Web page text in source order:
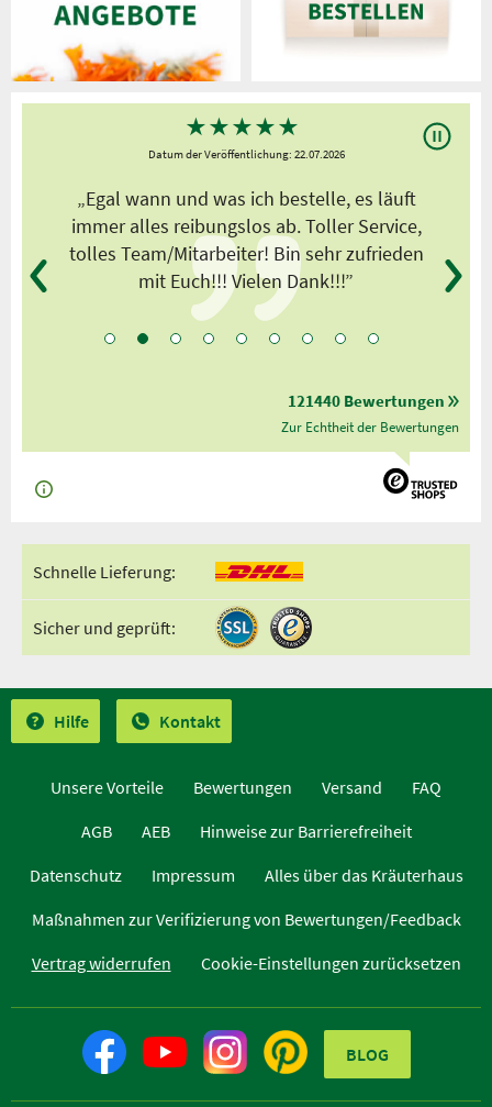
★★★★★
Datum der Veröffentlichung: 22.07.2026
„Egal wann und was ich bestelle, es läuft
immer alles reibungslos ab. Toller Service,
tolles Team/Mitarbeiter! Bin sehr zufrieden
mit Euch!!! Vielen Dank!!!”
121440 Bewertungen
Zur Echtheit der Bewertungen
Schnelle Lieferung:
Sicher und geprüft:
Hilfe Kontakt
Unsere Vorteile Bewertungen Versand
FAQ
AGB
AEB
Hinweise zur Barrierefreiheit
Datenschutz
Impressum
Alles über das Kräuterhaus
Maßnahmen zur Verifizierung von Bewertungen/Feedback
Vertrag widerrufen
Cookie-Einstellungen zurücksetzen
BLOG